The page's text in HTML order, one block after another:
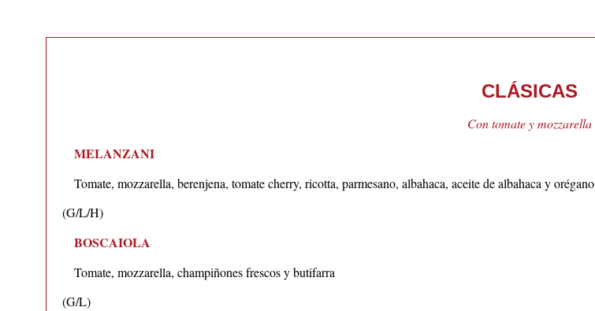
CLÁSICAS
Con tomate y mozzarella
MELANZANI
Tomate, mozzarella, berenjena, tomate cherry, ricotta, parmesano, albahaca, aceite de albahaca y orégano
(G/L/H)
BOSCAIOLA
Tomate, mozzarella, champiñones frescos y butifarra
(G/L)